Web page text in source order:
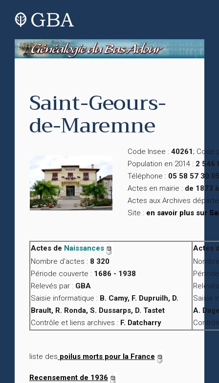
Saint-Geours-
de-Maremne
Code Insee : 40261; Code
Population en 2014 : 2 546
Téléphone : 05 58 57 30
Actes en mairie : de 1873
Actes aux Archives
Site : en savoir plus sur
Actes de Naissances
Nombre d'actes : 8 320
Période couverte : 1686 - 1938
Relevés par : GBA
Saisie informatique : B. Camy, F. Dupruilh, D.
Brault, R. Ronda, S. Dussarps, D. Tastet
Contrôle et liens archives : F. Datcharry
Actes
Saisie
A.
liste des poilus morts pour la France
Recensement de 1936